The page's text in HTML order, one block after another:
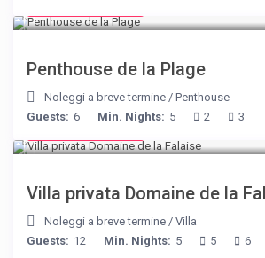
Penthouse de la Plage
Noleggi a breve termine /Penthouse
Guests: 6 Min. Nights: 5 2 3
Villa privata Domaine de la
Noleggi a breve termine /Villa
Guests: 12 Min. Nights: 5 5 6